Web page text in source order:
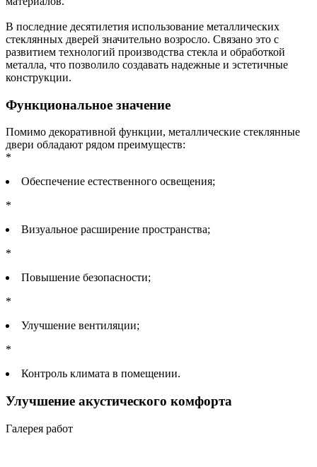
В последние десятилетия использование металлических
стеклянных дверей значительно возросло. Связано это с
развитием технологий производства стекла и обработкой
металла, что позволило создавать надежные и эстетичные
конструкции.
Функциональное значение
Помимо декоративной функции, металлические стеклянные
двери обладают рядом преимуществ:
*
Обеспечение естественного освещения;
*
Визуальное расширение пространства;
*
Повышение безопасности;
*
Улучшение вентиляции;
*
Контроль климата в помещении.
Улучшение акустического комфорта
Галерея работ